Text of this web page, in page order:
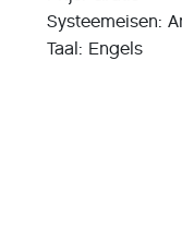
Systeemeisen:
Taal: Engels